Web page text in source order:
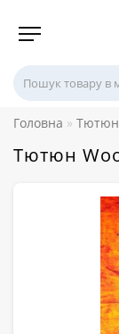
Головна Тютюн
Тютюн